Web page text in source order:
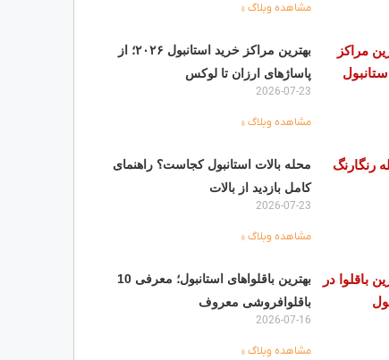
مشاهده وبلاگ »
بهترین مراکز خرید استانبول ۲۰۲۶؛ از
پاساژهای ارزان تا لوکس
2026-07-23
مشاهده وبلاگ »
محله بالات استانبول کجاست؟ راهنمای
کامل بازدید از بالات
2026-07-23
مشاهده وبلاگ »
بهترین باقلواهای استانبول؛ معرفی 10
باقلوافروشی معروف
2026-07-16
مشاهده وبلاگ »